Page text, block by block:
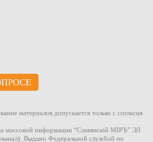
материалов допускается только с согласия
массовой информации “Славянскiй МIРЪ” ЭЛ
Выдано Федеральной службой по